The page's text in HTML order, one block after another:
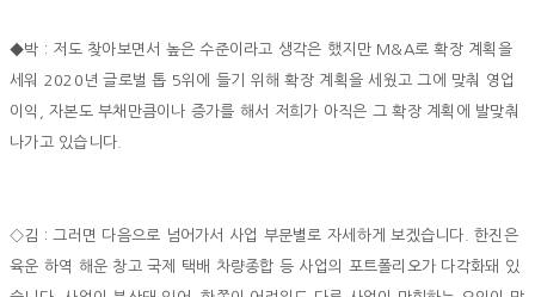
◆박 : 저도 찾아보면서 높은 수준이라고 생각은 했지만 M&A로 확장 계획을
세워 2020년 글로벌 톱 5위에 들기 위해 확장 계획을 세웠고 그에 맞춰 영업
이익, 자본도 부채만큼이나 증가를 해서 저희가 아직은 그 확장 계획에 발맞춰
나가고 있습니다.
◇김 : 그러면 다음으로 넘어가서 사업 부문별로 자세하게 보겠습니다. 한진은
육운 하역 해운 창고 국제 택배 차량종합 등 사업의 포트폴리오가 다각화돼 있